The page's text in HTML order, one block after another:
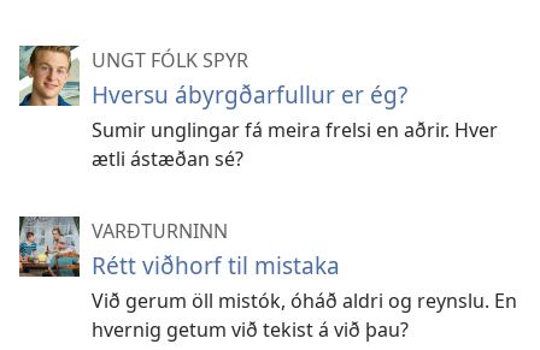
UNGT FÓLK SPYR
Hversu ábyrgðarfullur er ég?
Sumir unglingar fá meira frelsi en aðrir. Hver
ætli ástæðan sé?
VARÐTURNINN
Rétt viðhorf til mistaka
Við gerum öll mistók, óháð aldri og reynslu. En
hvernig getum við tekist á við þau?